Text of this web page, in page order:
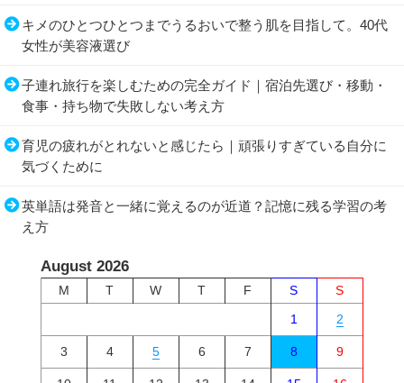
キメのひとつひとつまでうるおいで整う肌を目指して。40代
女性が美容液選び
子連れ旅行を楽しむための完全ガイド｜宿泊先選び・移動・
食事・持ち物で失敗しない考え方
育児の疲れがとれないと感じたら｜頑張りすぎている自分に
気づくために
英単語は発音と一緒に覚えるのが近道？記憶に残る学習の考
え方
August 2026
M T W T F S
S
1
2
3 4 5 6 7 8 9